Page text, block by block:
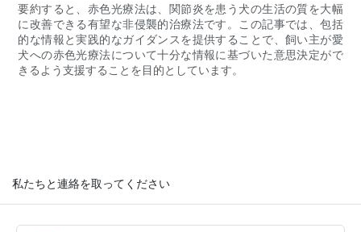
要約すると、赤色光療法は、関節炎を患う犬の生活の質を大幅
に改善できる有望な非侵襲的治療法です。この記事では、包括
的な情報と実践的なガイダンスを提供することで、飼い主が愛
犬への赤色光療法について十分な情報に基づいた意思決定がで
き​​るよう支援することを目的としています。
私たちと連絡を取ってください